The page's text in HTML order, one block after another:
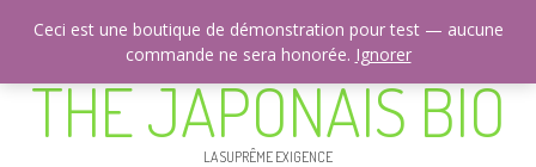
CONTACTEZ-NOUS: +33 (0)9 53 42 51 25
THÉ JAPONAIS BIO
LA SUPRÊME EXIGENCE
Ceci est une boutique de démonstration pour test — aucune
commande ne sera honorée. Ignorer